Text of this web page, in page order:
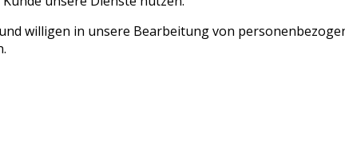
willigen in unsere Bearbeitung von